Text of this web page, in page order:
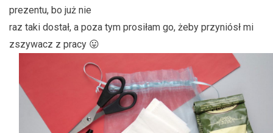
prezentu, bo już nie
raz taki dostał, a poza tym prosiłam go, żeby przyniósł mi
zszywacz z pracy 😛